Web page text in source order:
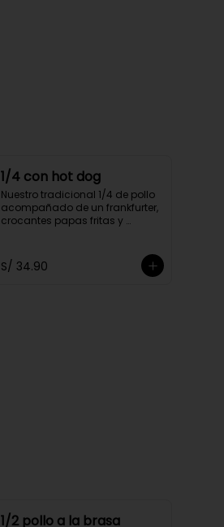
1/4 con hot dog
Nuestro tradicional 1/4 de pollo
acompañado de un frankfurter,
crocantes papas fritas y
S/ 34.90
1/2 pollo a la brasa